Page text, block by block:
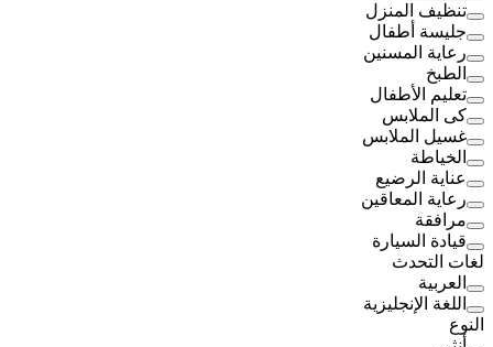
تنظيف المنزل
جليسة أطفال
رعاية المسنين
الطبخ
تعليم الأطفال
كى الملابس
غسيل الملابس
الخياطة
عناية الرضيع
رعاية المعاقين
مرافقة
قيادة السيارة
لغات التحدث
العربية
اللغة الإنجليزية
النوع